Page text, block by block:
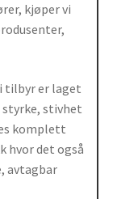
kjøper vi
tilbyr er laget
stivhet
komplett
hvor det også
avtagbar